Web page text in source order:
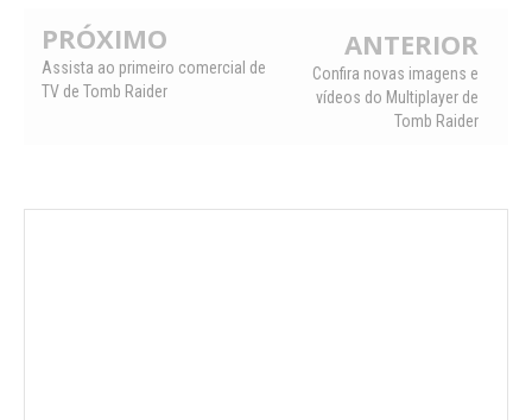
PRÓXIMO
Assista ao primeiro comercial de
TV de Tomb Raider
ANTERIOR
Confira novas imagens e
vídeos do Multiplayer de
Tomb Raider